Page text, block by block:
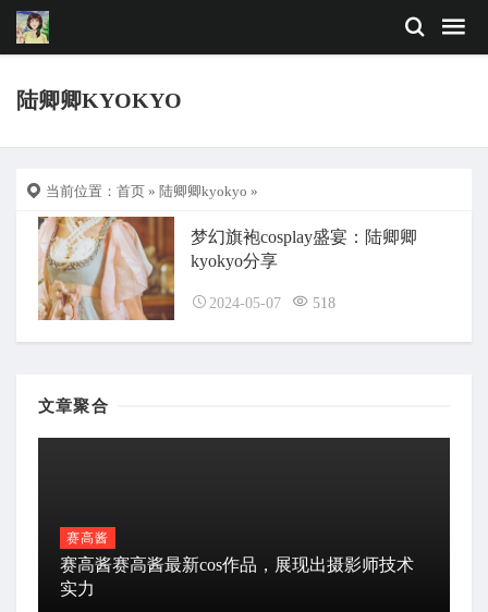
陆卿卿KYOKYO
当前位置： 首页 » 陆卿卿kyokyo »
梦幻旗袍cosplay盛宴：陆卿卿
kyokyo分享
2024-05-07 518
文章聚合
赛高酱
赛高酱赛高酱最新cos作品，展现出摄影师技术
实力